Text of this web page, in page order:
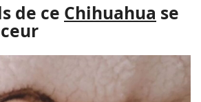
de ce Chihuahua se